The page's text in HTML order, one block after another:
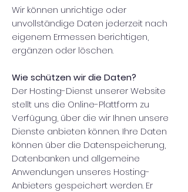
Wir können unrichtige oder
unvollständige Daten jederzeit nach
eigenem Ermessen berichtigen,
ergänzen oder löschen.
Wie schützen wir die Daten?
Der Hosting-Dienst unserer Website
stellt uns die Online-Plattform zu
Verfügung, über die wir Ihnen unsere
Dienste anbieten können. Ihre Daten
können über die Datenspeicherung,
Datenbanken und allgemeine
Anwendungen unseres Hosting-
Anbieters gespeichert werden. Er